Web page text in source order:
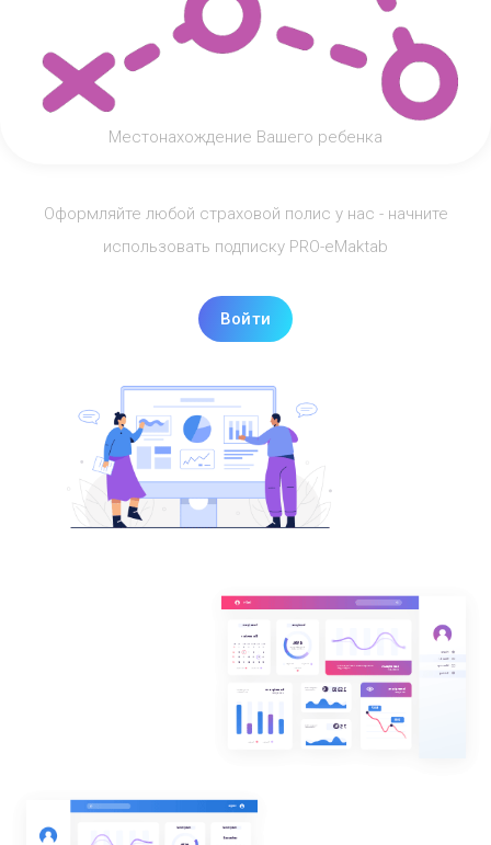
Местонахождение Вашего ребенка
Оформляйте любой страховой полис у нас - начните
использовать подписку PRO-eMaktab
Войти